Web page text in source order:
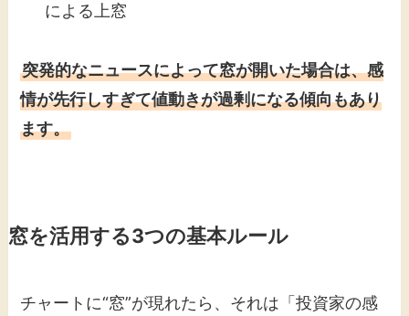
による上窓
突発的なニュースによって窓が開いた場合は、感
情が先行しすぎて値動きが過剰になる傾向もあり
ます。
窓を活用する3つの基本ルール
チャートに“窓”が現れたら、それは「投資家の感